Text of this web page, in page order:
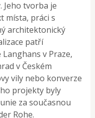
tvorba je
místa, práci s
architektonický
patří
v Praze,
v Českém
vily nebo konverze
projekty byly
za současnou
Rohe.